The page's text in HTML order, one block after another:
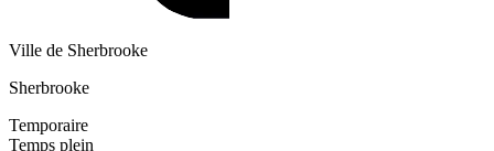
Ville de Sherbrooke
Sherbrooke
Temporaire
Temps plein